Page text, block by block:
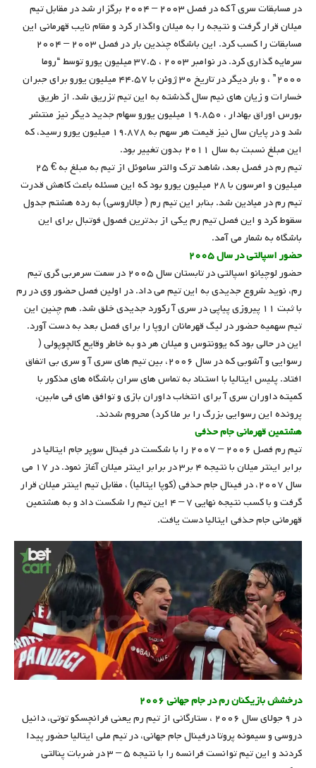
در مسابقات سری آ که در فصل ۲۰۰۳ – ۲۰۰۴ برگزار شد در مقابل تیم
میلان قرار گرفت و نتیجه را به میلان واگذار کرد و مقام نایب قهرمانی این
مسابقات را کسب کرد. این باشگاه چندین بار در فصل ۲۰۰۳ – ۲۰۰۴
سرمایه گذاری کرد. در نوامبر ۲۰۰۳ ، ۳۷.۵ میلیون یورو توسط “روما
۲۰۰۰” ، و بار دیگر در تاریخ ۳۰ ژوئن با ۴۴.۵۷ میلیون یورو برای جبران
خسارات و زیان های نیم سال گذشته به این تیم تزریق شد. از طریق
بورس اوراق بهادار ، ۱۹.۸۵۰ میلیون یورو سهام جدید دیگر نیز منتشر
شد و در پایان سال نیز قیمت هر سهم به ۱۹.۸۷۸ میلیون یورو رسید، که
این مبلغ نسبت به سال ۲۰۱۱ بدون تغییر بود.
تیم رم در فصل بعد، شاهد ترک والتر ساموئل از تیم به مبلغ به € ۲۵
میلیون و امرسون با ۲۸ میلیون یورو بود که این مسئله باعث کاهش قدرت
تیم رم در میادین شد. بنابر این تیم رم ( جالاروسی) به رده هشتم جدول
سقوط کرد و این فصل تیم رم یکی از بدترین فصول فوتبال برای این
باشگاه به شمار می آمد.
حضور اسپالتی در سال ۲۰۰۵
حضور لوچیانو اسپالتی در تابستان سال ۲۰۰۵ در سمت سرمربی گری تیم
رم، نوید شروع جدیدی به این تیم می‌ داد. در اولین فصل حضور وی در رم
با ثبت ۱۱ پیروزی پیاپی در سری آ رکورد جدیدی خلق شد. هم چنین این
تیم سهمیه حضور در لیگ قهرمانان اروپا را برای فصل بعد به دست آورد.
این در حالی بود که یوونتوس و میلان هر دو به خاطر وقایع کالچوپولی (
رسوایی و آشوبی که در سال ۲۰۰۶، بین تیم های سری آ و سری بی اتفاق
افتاد. پلیس ایتالیا با استناد به تماس های سران باشگاه های مذکور با
کمیته داوران سری آ برای انتخاب داوران بازی و توافق های فی مابین،
پرونده این رسوایی بزرگ را بر ملا کرد) محروم شدند.
هشتمین قهرمانی جام حذفی
تیم رم فصل ۲۰۰۶ – ۲۰۰۷ را با شکست در فینال سوپر جام ایتالیا در
برابر اینتر میلان با نتیجه ۴ بر۳ در برابر اینتر میلان آغاز نمود. در ۱۷ می
سال ۲۰۰۷، در فینال جام حذفی (کوپا ایتالیا) ، مقابل تیم اینتر میلان قرار
گرفت و با کسب نتیجه نهایی ۷ – ۴ این تیم را شکست داد و به هشتمین
قهرمانی جام حذفی ایتالیا دست یافت.
درخشش بازیکنان رم در جام جهانی ۲۰۰۶
در ۹ جولای سال ۲۰۰۶ ، ستارگانی از تیم رم یعنی فرانچسکو توتی، دانیل
دروسی و سیمونه پروتا درفینال جام جهانی، در تیم ملی ایتالیا حضور پیدا
کردند و این تیم توانست فرانسه را با نتیجه ۵ – ۳ در ضربات پنالتی